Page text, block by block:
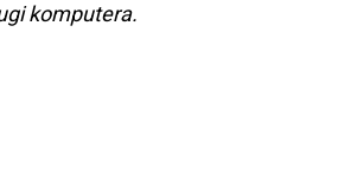
komputera.